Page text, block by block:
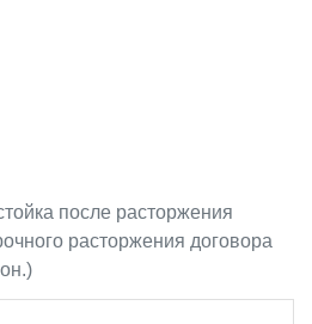
после расторжения
расторжения договора